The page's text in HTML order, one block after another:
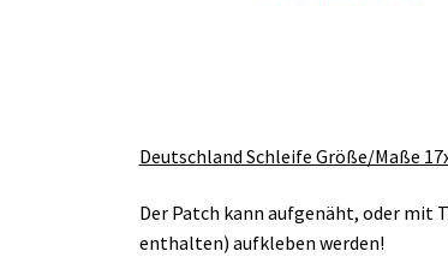
Deutschland Schleife Größe/Maße
Der Patch kann aufgenäht, oder
enthalten) aufkleben werden!